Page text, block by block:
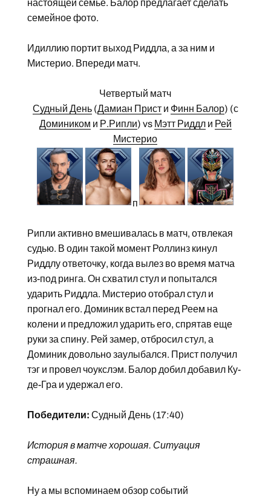
настоящей семье. Балор предлагает сделать
семейное фото.
Идиллию портит выход Риддла, а за ним и
Мистерио. Впереди матч.
Четвертый матч
Судный День(Дамиан Присти Финн Балор) (с
Домиником и Р.Рипли) vs Мэтт Риддли Рей
Мистерио
п
Рипли активно вмешивалась в матч, отвлекая
судью. В один такой момент Роллинз кинул
Риддлу ответочку, когда вылез во время матча
из-под ринга. Он схватил стул и попытался
ударить Риддла. Мистерио отобрал стул и
прогнал его. Доминик встал перед Реем на
колени и предложил ударить его, спрятав еще
руки за спину. Рей замер, отбросил стул, а
Доминик довольно заулыбался. Прист получил
тэг и провел чоукслэм. Балор добил добавил Ку-
де-Гра и удержал его.
Победители: Судный День (17:40)
История в матче хорошая. Ситуация
страшная.
Ну а мы вспоминаем обзор событий